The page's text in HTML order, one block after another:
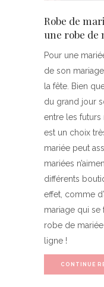
Robe de
une robe de
Pour une
de son
la fête. Bien
du grand jour
entre les futurs
est un choix
mariée peut
mariées
différents
effet, comme
mariage qui se
robe de
ligne !
CONTINUE